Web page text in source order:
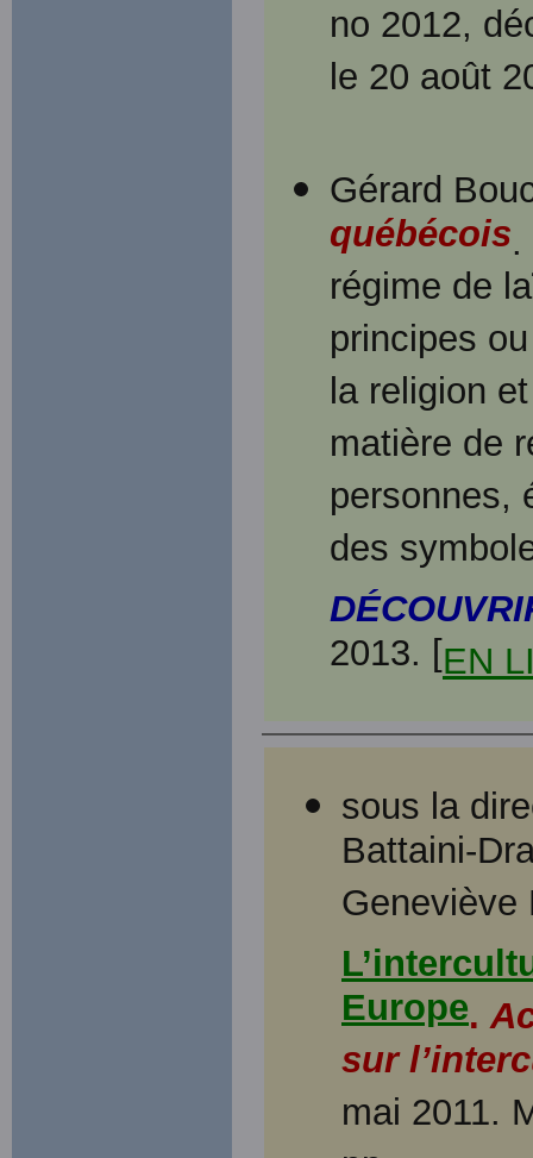
no 2012,
le 20 août
Gérard
québécois.
régime de
principes
la religion
matière de
personnes,
des
2013. [EN
sous la
Battaini-
Geneviève
Europe.
sur
mai 2011.